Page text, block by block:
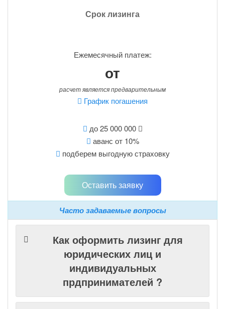
Срок лизинга
Ежемесячный платеж:
от
расчет является предварительным
График погашения
до 25 000 000
аванс от 10%
подберем выгодную страховку
Оставить заявку
Часто задаваемые вопросы
Как оформить лизинг для
юридических лиц и
индивидуальных
прдпринимателей ?